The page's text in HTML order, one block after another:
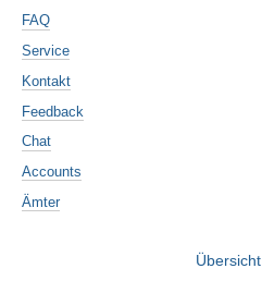
FAQ
Service
Kontakt
Feedback
Chat
Accounts
Ämter
Übersicht